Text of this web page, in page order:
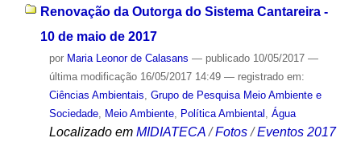
Renovação da Outorga do Sistema Cantareira -
10 de maio de 2017
por Maria Leonor de Calasans — publicado10/05/2017 —
última modificação16/05/2017 14:49 — registrado em:
Ciências Ambientais, Grupo de Pesquisa Meio Ambiente e
Sociedade, Meio Ambiente, Política Ambiental , Água
Localizado em MIDIATECA /Fotos /Eventos 2017